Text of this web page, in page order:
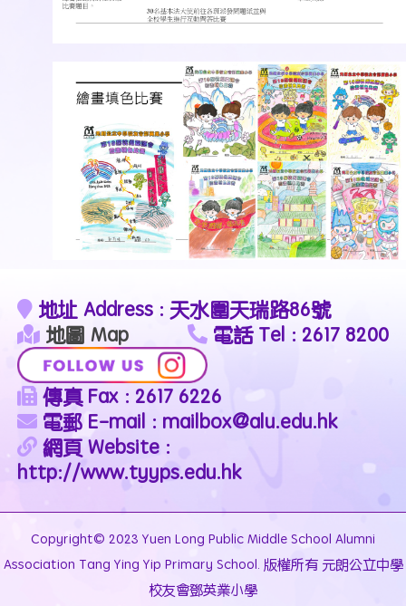
地址 Address : 天水圍天瑞路86號
地圖 Map
電話 Tel : 2617 8200
傳真 Fax : 2617 6226
電郵 E-mail : mailbox@alu.edu.hk
網頁 Website :
http://www.tyyps.edu.hk
Copyright© 2023 Yuen Long Public Middle School Alumni
Association Tang Ying Yip Primary School. 版權所有 元朗公立中學
校友會鄧英業小學